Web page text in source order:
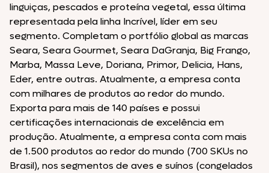
linguiças, pescados e proteína vegetal, essa última
representada pela linha Incrível, líder em seu
segmento. Completam o portfólio global as marcas
Seara, Seara Gourmet, Seara DaGranja, Big Frango,
Marba, Massa Leve, Doriana, Primor, Delicia, Hans,
Eder, entre outras. Atualmente, a empresa conta
com milhares de produtos ao redor do mundo.
Exporta para mais de 140 países e possui
certificações internacionais de excelência em
produção. Atualmente, a empresa conta com mais
de 1.500 produtos ao redor do mundo (700 SKUs no
Brasil), nos segmentos de aves e suínos (congelados